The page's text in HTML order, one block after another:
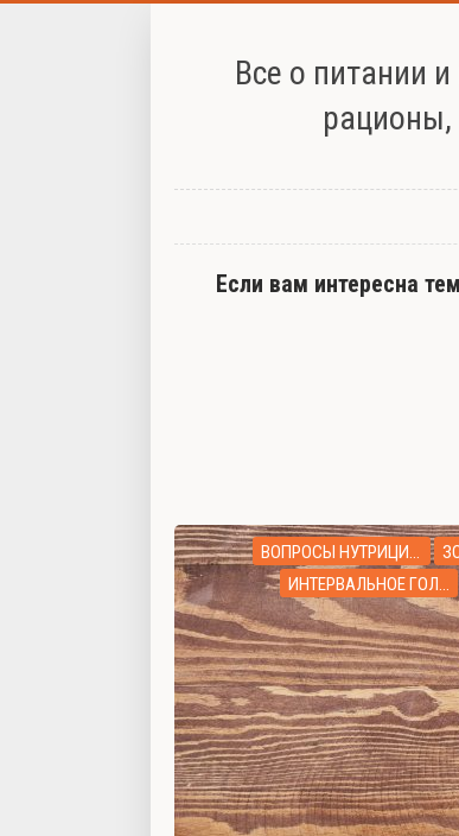
Все о питании
рационы,
Если вам интересна
ВОПРОСЫ НУТРИЦИОЛОГУ
ИНТЕРВАЛЬНОЕ ГОЛОДАНИЕ